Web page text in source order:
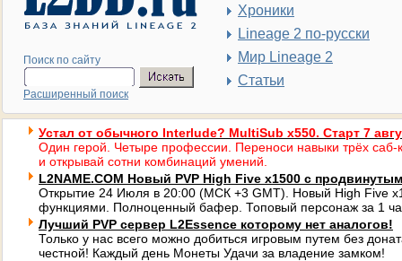
Поиск по сайту
Расширенный поиск
Хроники
Lineage 2 по-русски
Мир Lineage 2
Статьи
Устал от обычного Interlude? MultiSub x550. Старт 7
Один герой. Четыре профессии. Переноси навыки трёх саб-
и открывай сотни комбинаций умений.
L2NAME.COM Новый PVP High Five x1500 с
Открытие 24 Июля в 20:00 (МСК +3 GMT). Новый High Five
функциями. Полноценный бафер. Топовый персонаж за 1
Лучший PVP сервер L2Essence которому нет аналогов!
Только у нас всего можно добиться игровым путем без
честной! Каждый день Монеты Удачи за владение замком!